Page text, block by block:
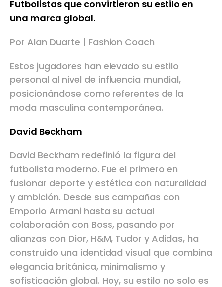
Futbolistas que convirtieron su estilo en
una marca global.
Por Alan Duarte | Fashion Coach
Estos jugadores han elevado su estilo
personal al nivel de influencia mundial,
posicionándose como referentes de la
moda masculina contemporánea.
David Beckham
David Beckham redefinió la figura del
futbolista moderno. Fue el primero en
fusionar deporte y estética con naturalidad
y ambición. Desde sus campañas con
Emporio Armani hasta su actual
colaboración con Boss, pasando por
alianzas con Dior, H&M, Tudor y Adidas, ha
construido una identidad visual que combina
elegancia británica, minimalismo y
sofisticación global. Hoy, su estilo no solo es